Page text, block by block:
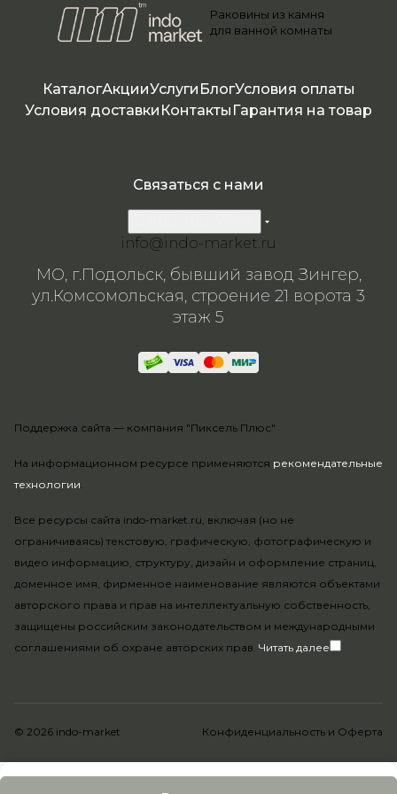
086
5
086
6
6
086
5
Раковины из камня
для ванной комнаты
КаталогАкцииУслуги БлогУсловия оплаты
Условия доставки Контакты Гарантия на товар
На информационном ресурсе применяются рекомендательные
технологии.
Все ресурсы сайта indo-market.ru, включая (но не
ограничиваясь) текстовую, графическую, фотографическую и
видео информацию, структуру, дизайн и оформление страниц,
доменное имя, фирменное наименование являются объектами
авторского права и прав на интеллектуальную собственность,
защищены российским законодательством и международными
соглашениями об охране авторских прав. Читать далее
Связаться с нами
info@indo-market.ru
МО, г.Подольск, бывший завод Зингер,
ул.Комсомольская, строение 21 ворота 3
этаж 5
Поддержка сайта — компания "Пиксель Плюс"
© 2026 indo-market Конфиденциальность и Оферта